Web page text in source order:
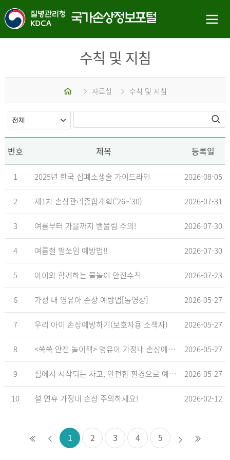
수칙 및 지침
자료실 수칙 및 지침
번호 제목 등록일
1 2025년 한국 심폐소생술 가이드라인 2026-08-05
2 제1차 손상관리종합계획('26~'30) 2026-07-31
3 여름부터 가을까지 뱀물림 주의! 2026-07-30
4 여름철 벌쏘임 예방법!! 2026-07-30
5 아이와 함께하는 물놀이 안전수칙 2026-07-23
6 가정 내 영유아 손상 예방법[동영상] 2026-05-27
7 우리 아이 손상예방하기(보호자용 소책자) 2026-05-27
8 <쑥쑥 안전 놀이책> 영유아 가정내 손상예방_영유아 놀이형 교육 교재 2026-05-27
9 집에서 시작되는 사고, 안전한 환경으로 예방해요 2026-05-27
10 설 연휴 가정내 손상 주의하세요! 2026-02-12
1 2 3 4 5